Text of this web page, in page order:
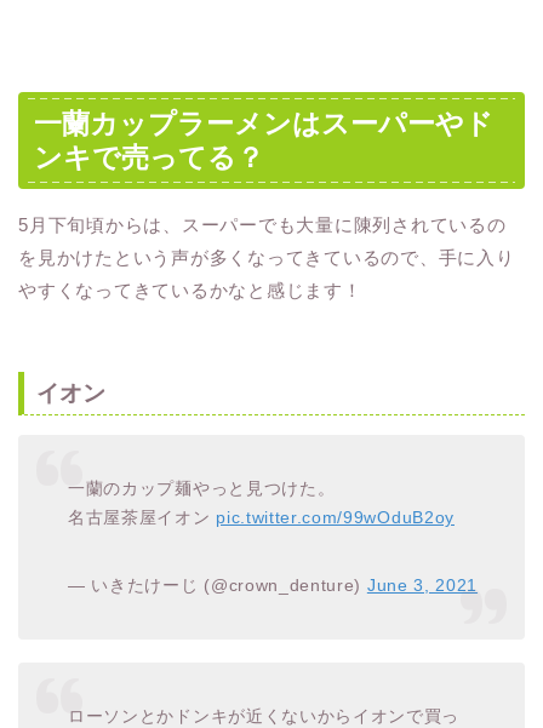
一蘭カップラーメンはスーパーやド
ンキで売ってる？
5月下旬頃からは、スーパーでも大量に陳列されているの
を見かけたという声が多くなってきているので、手に入り
やすくなってきているかなと感じます！
イオン
一蘭のカップ麺やっと見つけた。
名古屋茶屋イオン pic.twitter.com/99wOduB2oy
— いきたけーじ (@crown_denture) June 3, 2021
ローソンとかドンキが近くないからイオンで買っ